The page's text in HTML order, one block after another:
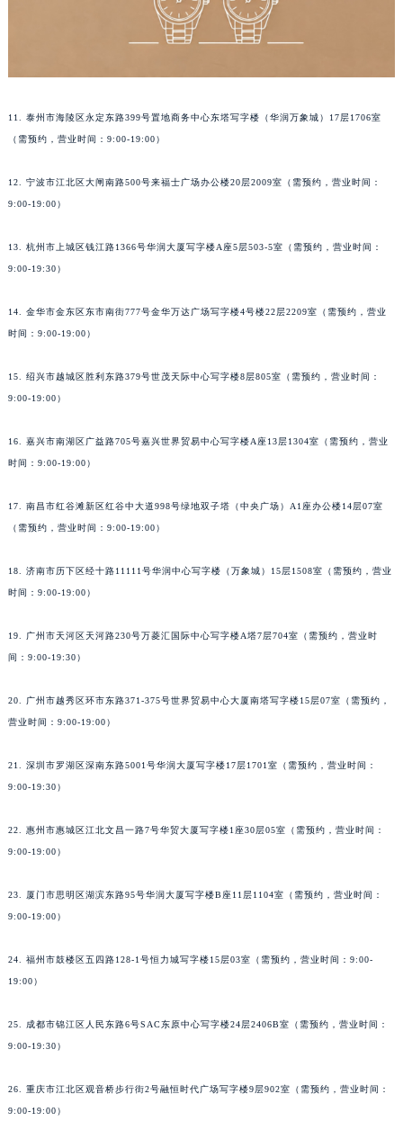
11. 泰州市海陵区永定东路399号置地商务中心东塔写字楼（华润万象城）17层1706室
（需预约，营业时间：9:00-19:00）
12. 宁波市江北区大闸南路500号来福士广场办公楼20层2009室（需预约，营业时间：
9:00-19:00）
13. 杭州市上城区钱江路1366号华润大厦写字楼A座5层503-5室（需预约，营业时间：
9:00-19:30）
14. 金华市金东区东市南街777号金华万达广场写字楼4号楼22层2209室（需预约，营业
时间：9:00-19:00）
15. 绍兴市越城区胜利东路379号世茂天际中心写字楼8层805室（需预约，营业时间：
9:00-19:00）
16. 嘉兴市南湖区广益路705号嘉兴世界贸易中心写字楼A座13层1304室（需预约，营业
时间：9:00-19:00）
17. 南昌市红谷滩新区红谷中大道998号绿地双子塔（中央广场）A1座办公楼14层07室
（需预约，营业时间：9:00-19:00）
18. 济南市历下区经十路11111号华润中心写字楼（万象城）15层1508室（需预约，营业
时间：9:00-19:00）
19. 广州市天河区天河路230号万菱汇国际中心写字楼A塔7层704室（需预约，营业时
间：9:00-19:30）
20. 广州市越秀区环市东路371-375号世界贸易中心大厦南塔写字楼15层07室（需预约，
营业时间：9:00-19:00）
21. 深圳市罗湖区深南东路5001号华润大厦写字楼17层1701室（需预约，营业时间：
9:00-19:30）
22. 惠州市惠城区江北文昌一路7号华贸大厦写字楼1座30层05室（需预约，营业时间：
9:00-19:00）
23. 厦门市思明区湖滨东路95号华润大厦写字楼B座11层1104室（需预约，营业时间：
9:00-19:00）
24. 福州市鼓楼区五四路128-1号恒力城写字楼15层03室（需预约，营业时间：9:00-
19:00）
25. 成都市锦江区人民东路6号SAC东原中心写字楼24层2406B室（需预约，营业时间：
9:00-19:30）
26. 重庆市江北区观音桥步行街2号融恒时代广场写字楼9层902室（需预约，营业时间：
9:00-19:00）